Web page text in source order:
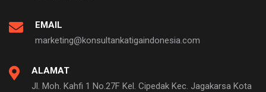
EMAIL
marketing@konsultankatigaindonesia.com
ALAMAT
Jl. Moh. Kahfi 1 No.27F Kel. Cipedak Kec. Jagakarsa Kota